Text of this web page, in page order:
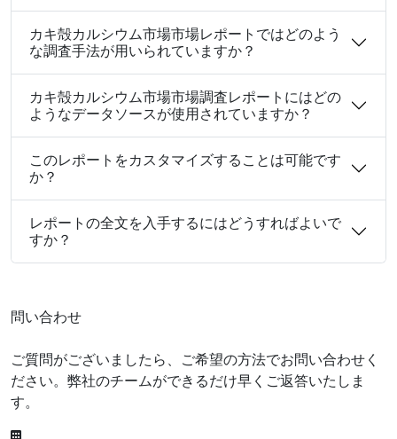
カキ殻カルシウム市場市場レポートではどのよう
な調査手法が用いられていますか？
カキ殻カルシウム市場市場調査レポートにはどの
ようなデータソースが使用されていますか？
このレポートをカスタマイズすることは可能です
か？
レポートの全文を入手するにはどうすればよいで
すか？
問い合わせ
ご質問がございましたら、ご希望の方法でお問い合わせく
ださい。弊社のチームができるだけ早くご返答いたしま
す。